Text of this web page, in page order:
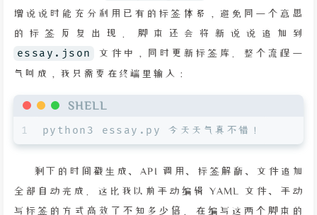
增说说时能充分利用已有的标签体系，避免同一个意思
的标签反复出现。脚本还会将新说说追加到
essay.json
文件中，同时更新标签库。整个流程一
气呵成，我只需要在终端里输入：
SHELL
1 python3 essay.py 今天天气真不错！
剩下的时间戳生成、API 调用、标签解析、文件追加
全部自动完成。这比我以前手动编辑 YAML 文件、手动
写标签的方式高效了不知多少倍。在编写这两个脚本的